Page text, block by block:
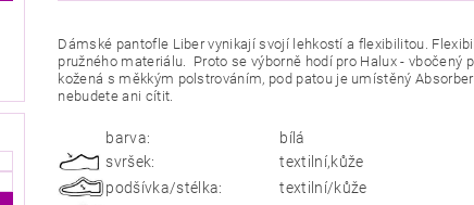
Dámské pantofle Liber vynikají svojí lehkostí a flexibilitou.
pružného materiálu. Proto se výborně hodí pro Halux -
kožená s měkkým polstrováním, pod patou je umístěný
nebudete ani cítit.
barva:
bílá
svršek:
textilní,kůže
podšívka/stélka:
textilní/kůže